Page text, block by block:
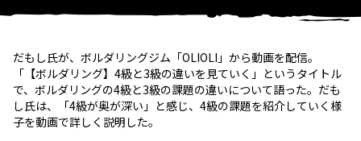
だもし氏が、ボルダリングジム「OLIOLI」から動画を配信。
「【ボルダリング】4級と3級の違いを見ていく」というタイトル
で、ボルダリングの4級と3級の課題の違いについて語った。だも
し氏は、「4級が奥が深い」と感じ、4級の課題を紹介していく様
子を動画で詳しく説明した。